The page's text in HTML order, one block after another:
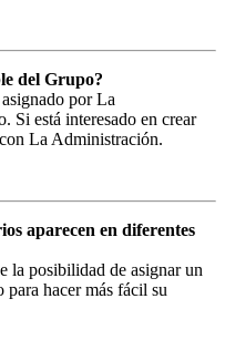
del Grupo?
por La
Si está interesado en crear
La Administración.
aparecen en diferentes
la posibilidad de asignar un
hacer más fácil su